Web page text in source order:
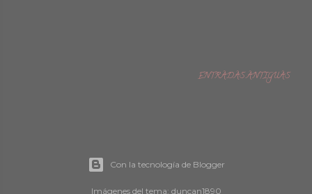
ENTRADAS ANTIGUAS
Con la tecnología de Blogger
Imágenes del tema: duncan1890